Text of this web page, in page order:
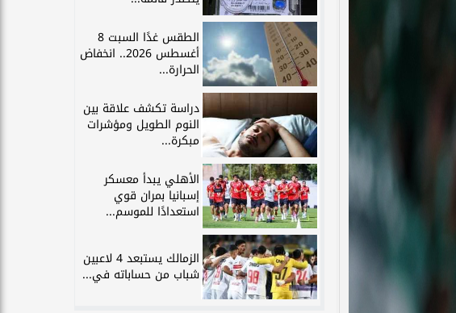
الطقس غدًا السبت 8
أغسطس 2026.. انخفاض
الحرارة...
دراسة تكشف علاقة بين
النوم الطويل ومؤشرات
مبكرة...
الأهلي يبدأ معسكر
إسبانيا بمران قوي
استعدادًا للموسم...
الزمالك يستبعد 4 لاعبين
شباب من حساباته في...